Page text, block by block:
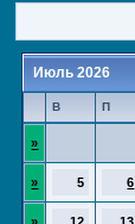
Июль 2026
В П
»
» 5 6